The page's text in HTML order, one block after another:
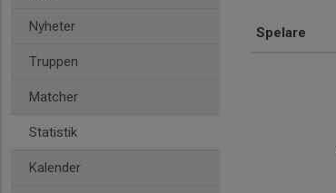
Nyheter
Truppen
Matcher
Statistik
Kalender
Spelare